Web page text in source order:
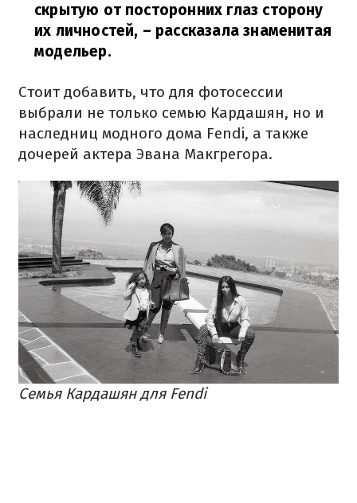
скрытую от посторонних глаз сторону
их личностей, – рассказала знаменитая
модельер.
Стоит добавить, что для фотосессии
выбрали не только семью Кардашян, но и
наследниц модного дома Fendi, а также
дочерей актера Эвана Макгрегора.
Семья Кардашян для Fendi